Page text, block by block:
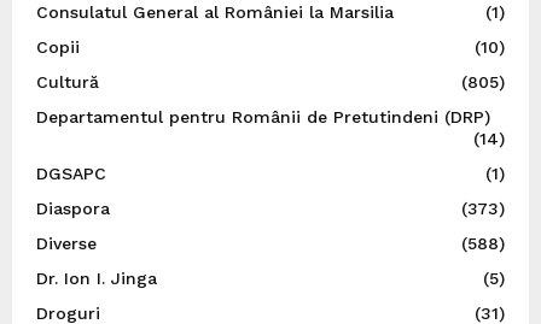
Consulatul General al României la Marsilia
(1)
Copii
(10)
Cultură
(805)
Departamentul pentru Românii de Pretutindeni (DRP)
(14)
DGSAPC
(1)
Diaspora
(373)
Diverse
(588)
Dr. Ion I. Jinga
(5)
Droguri
(31)